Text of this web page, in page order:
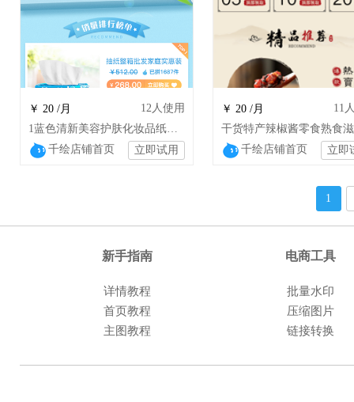
￥ 20 /月 12人使用
1蓝色清新美容护肤化妆品纸巾香薰店铺设计
千绘店铺首页
立即试用
￥ 20 /月 11
千绘店铺首页 立即
1
新手指南 电商工具
详情教程
批量水印
首页教程
压缩图片
主图教程
链接转换